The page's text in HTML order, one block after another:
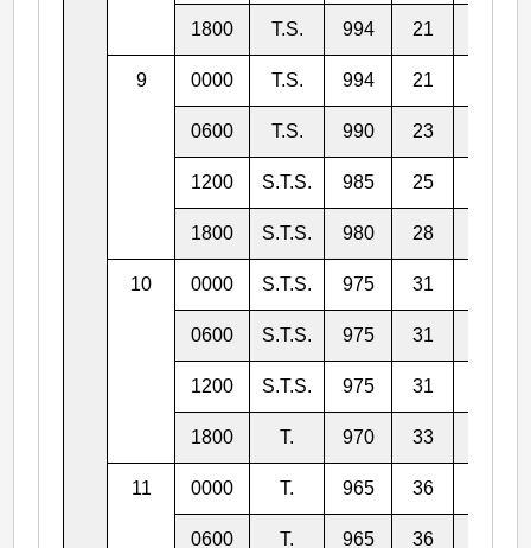
1800 T.S. 994 21
9 0000 T.S. 994 21
0600 T.S. 990 23
1200 S.T.S. 985 25
1800 S.T.S. 980 28
10 0000 S.T.S. 975 31
0600 S.T.S. 975 31
1200 S.T.S. 975 31
1800 T. 970 33
11 0000 T. 965 36
0600 T. 965 36